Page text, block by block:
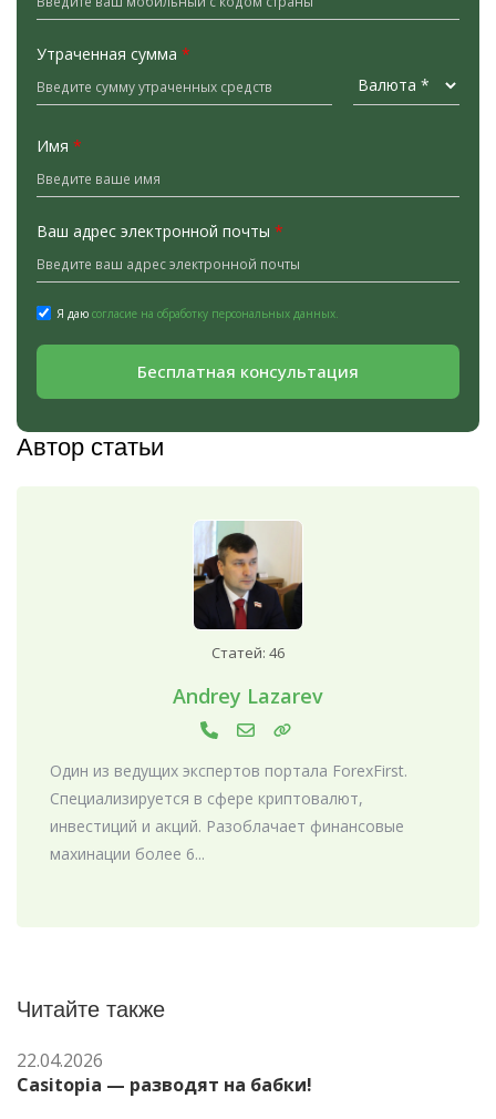
Утраченная сумма *
Имя *
Ваш адрес электронной почты *
Я даю согласие на обработку персональных данных.
Бесплатная консультация
Автор статьи
Статей: 46
Andrey Lazarev
Один из ведущих экспертов портала ForexFirst.
Специализируется в сфере криптовалют,
инвестиций и акций. Разоблачает финансовые
махинации более 6...
Читайте также
22.04.2026
Casitopia — разводят на бабки!